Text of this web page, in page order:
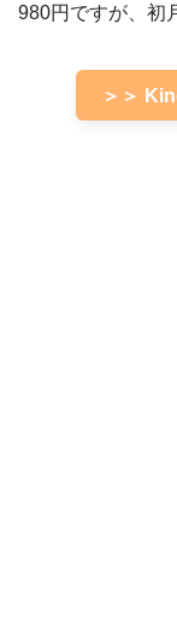
980円ですが、初
＞＞